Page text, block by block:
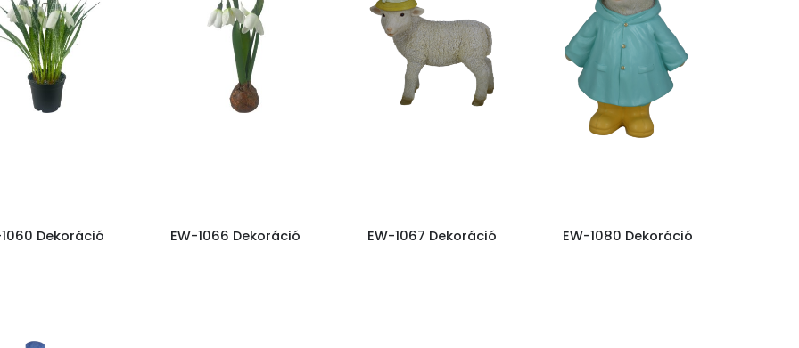
Dekoráció EW-1066 Dekoráció EW-1067 Dekoráció EW-1080 Dekoráció